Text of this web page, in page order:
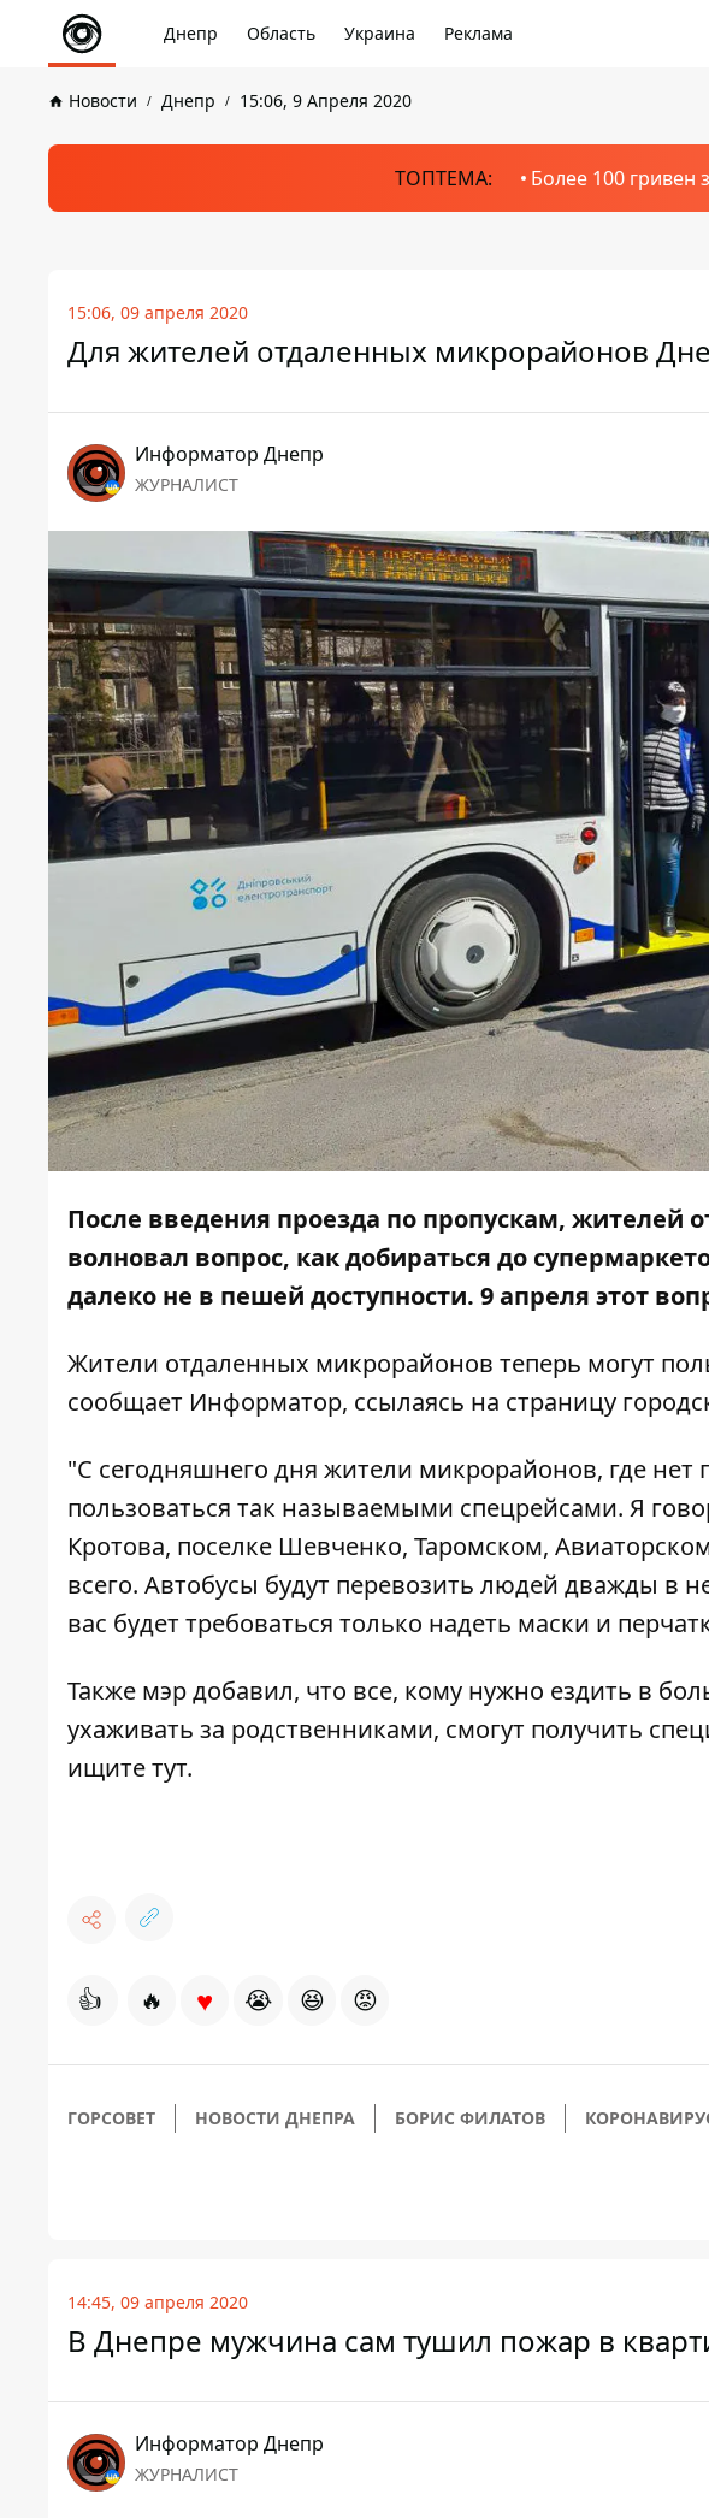
Днепр Область Украина Реклама
Новости Днепр 15:06, 9 Апреля 2020
ТОПТЕМА: Более 100 гривен
15:06, 09 апреля 2020
Для жителей отдаленных микрорайонов
Информатор Днепр
ЖУРНАЛИСТ
После введения проезда по пропускам, жителей
волновал вопрос, как добираться до
далеко не в пешей доступности. 9 апреля этот
Жители отдаленных микрорайонов теперь могут
сообщает Информатор, ссылаясь на страницу
"С сегодняшнего дня жители микрорайонов, где нет
пользоваться так называемыми спецрейсами. Я
Кротова, поселке Шевченко, Таромском,
всего. Автобусы будут перевозить людей дважды в
вас будет требоваться только надеть маски и
Также мэр добавил, что все, кому нужно ездить в
ухаживать за родственниками, смогут получить
ищитетут.
👍 🔥 ♥ 😭 😆 😡
ГОРСОВЕТ НОВОСТИ ДНЕПРА БОРИС ФИЛАТОВ
14:45, 09 апреля 2020
В Днепре мужчина сам тушил пожар в
Информатор Днепр
ЖУРНАЛИСТ